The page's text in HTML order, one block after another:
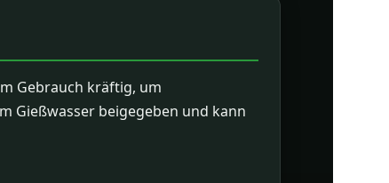
Gebrauch kräftig, um
Gießwasser beigegeben und kann